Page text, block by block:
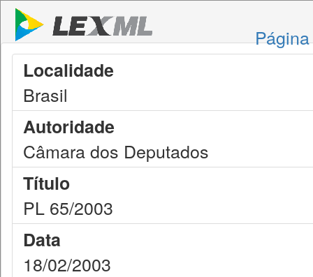
Localidade
Brasil
Autoridade
Câmara dos Deputados
Título
PL 65/2003
Data
18/02/2003